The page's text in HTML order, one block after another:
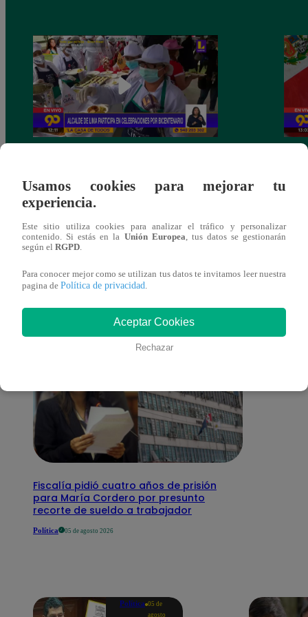
También te puede
interesar
Fiscalía pidió cuatro años de prisión
para María Cordero por presunto
recorte de sueldo a trabajador
Política 05 de agosto 2026
Política 05 de
agosto
Usamos cookies para mejorar tu
experiencia.
Este sitio utiliza cookies para analizar el tráfico y personalizar
contenido. Si estás en la Unión Europea , tus datos se gestionarán
según el RGPD
Para conocer mejor como se utilizan tus datos te invitamos leer nuestra
pagina de Política de privacidad
Aceptar Cookies
Rechazar